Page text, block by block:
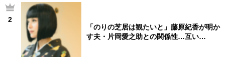
2
「のりの芝居は観たいと」藤原紀香が明か
す夫・片岡愛之助との関係性…互い…